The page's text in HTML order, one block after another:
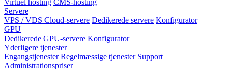
Virtuel hosting CMS-hosting
Servere
VPS / VDS Cloud-servere Dedikerede servere Konfigurator
GPU
Dedikerede GPU-servere Konfigurator
Yderligere tjenester
Engangstjenester Regelmæssige tjenester Support
Administrationspriser